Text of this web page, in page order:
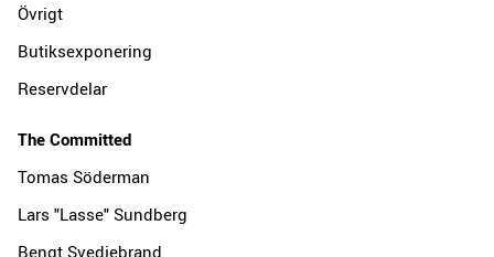
Övrigt
Butiksexponering
Reservdelar
The Committed
Tomas Söderman
Lars "Lasse" Sundberg
Bengt Svedjebrand